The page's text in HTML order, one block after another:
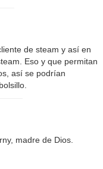
de steam y así en
Eso y que permitan
así se podrían
madre de Dios.